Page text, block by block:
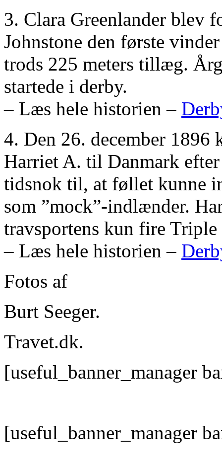
3. Clara Greenlander blev
Johnstone den første
trods 225 meters tillæg.
startede i derby.
– Læs hele historien –
4. Den 26. december
Harriet A. til Danmark
tidsnok til, at føllet kunne
som ”mock”-indlænder.
travsportens kun fire
– Læs hele historien –
Fotos af
Burt Seeger.
Travet.dk.
[useful_banner_manager
[useful_banner_manager